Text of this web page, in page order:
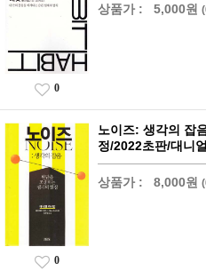
상품가 : 5,000원
0
노이즈: 생각의 잡
정/2022초판/대니
상품가 : 8,000원
0